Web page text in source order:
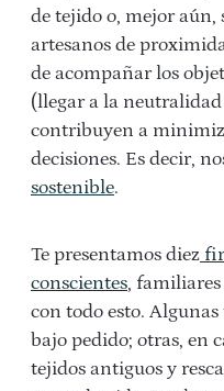
de tejido o, mejor aún,
artesanos de
de acompañar los
(llegar a la
contribuyen a
decisiones. Es decir,
sostenible.
Te presentamos diez
conscientes,
con todo esto.
bajo pedido; otras, en
tejidos antiguos y